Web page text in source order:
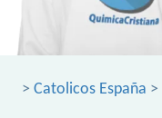
> Catolicos España >